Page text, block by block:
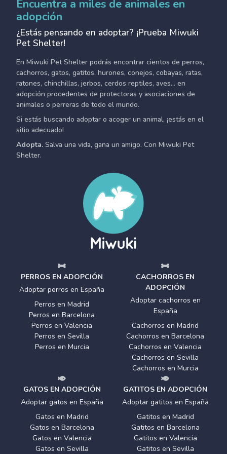
Encuentra a miles de animales en
adopción
¿Estás pensando en adoptar? ¡Prueba Miwuki
Pet Shelter!
En Miwuki Pet Shelter podrás encontrar cientos de perros,
cachorros, gatos, gatitos, hurones, conejos, cobayas, ratas,
ratones, chinchillas, jerbos, cerdos reptiles, aves... en
adopción procedentes de protectoras y asociaciones de
animales o perreras de todo el mundo.
Si estás buscando adoptar o acoger un animal, ¡estás en el
sitio adecuado!
Adopta. Salva una vida, gana un amigo. Con Miwuki Pet
Shelter.
PERROS EN ADOPCIÓN
Adoptar perros en España
Perros en Madrid
Perros en Barcelona
Perros en Valencia
Perros en Sevilla
Perros en Murcia
CACHORROS EN
ADOPCIÓN
Adoptar cachorros en
España
Cachorros en Madrid
Cachorros en Barcelona
Cachorros en Valencia
Cachorros en Sevilla
Cachorros en Murcia
GATOS EN ADOPCIÓN
Adoptar gatos en España
Gatos en Madrid
Gatos en Barcelona
Gatos en Valencia
Gatos en Sevilla
GATITOS EN ADOPCIÓN
Adoptar gatitos en España
Gatitos en Madrid
Gatitos en Barcelona
Gatitos en Valencia
Gatitos en Sevilla